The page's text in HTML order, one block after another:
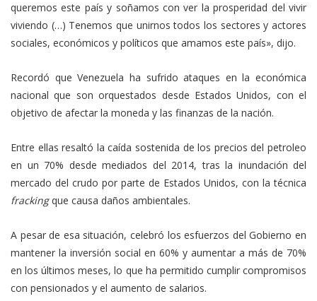
queremos este país y soñamos con ver la prosperidad del vivir
viviendo (…) Tenemos que unirnos todos los sectores y actores
sociales, económicos y políticos que amamos este país», dijo.
Recordó que Venezuela ha sufrido ataques en la económica
nacional que son orquestados desde Estados Unidos, con el
objetivo de afectar la moneda y las finanzas de la nación.
Entre ellas resaltó la caída sostenida de los precios del petroleo
en un 70% desde mediados del 2014, tras la inundación del
mercado del crudo por parte de Estados Unidos, con la técnica
frackingque causa daños ambientales.
A pesar de esa situación, celebró los esfuerzos del Gobierno en
mantener la inversión social en 60% y aumentar a más de 70%
en los últimos meses, lo que ha permitido cumplir compromisos
con pensionados y el aumento de salarios.